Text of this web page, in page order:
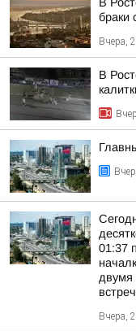
браки
Вчера,
В
01:37
двумя
Вчера,